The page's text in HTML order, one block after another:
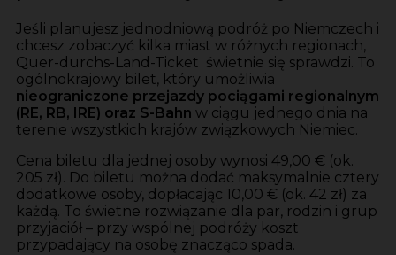
Jeśli planujesz jednodniową podróż po Niemczech i
chcesz zobaczyć kilka miast w różnych regionach,
Quer-durchs-Land-Ticket świetnie się sprawdzi. To
ogólnokrajowy bilet, który umożliwia
nieograniczone przejazdy pociągami regionalnym
(RE, RB, IRE) oraz S-Bahn w ciągu jednego dnia na
terenie wszystkich krajów związkowych Niemiec.
Cena biletu dla jednej osoby wynosi 49,00 € (ok.
205 zł). Do biletu można dodać maksymalnie cztery
dodatkowe osoby, dopłacając 10,00 € (ok. 42 zł) za
każdą. To świetne rozwiązanie dla par, rodzin i grup
przyjaciół – przy wspólnej podróży koszt
przypadający na osobę znacząco spada.